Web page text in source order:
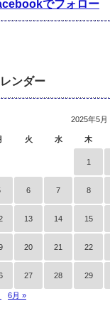
でフォロー
ンダー
2025年5月
火 水 木
1
6 7 8
13 14 15
20 21 22
27 28 29
6月 »